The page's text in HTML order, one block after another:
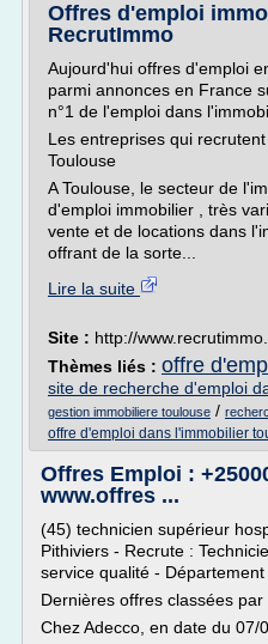
Offres d'emploi
RecrutImmo
Aujourd'hui offres d'emploi
parmi annonces en France
n°1 de l'emploi dans
Les entreprises qui
Toulouse
A Toulouse, le secteur de
d'emploi immobilier , très
vente et de locations dans
offrant de la sorte...
Lire la suite
Site : http://
Thèmes liés : offre
site de recherche d'emploi
gestion immobiliere toulouse /
offre d'emploi dans l'immobilier
Offres Emploi :
www.offres ...
(45) technicien supérieur
Pithiviers - Recrute :
service qualité -
Dernières offres classées
Chez Adecco, en date du